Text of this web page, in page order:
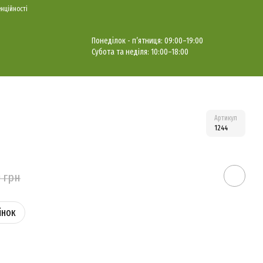
Понеділок - п’ятниця: 09:00–19:00
Субота та недiля: 10:00–18:00
Артикул
1244
грн